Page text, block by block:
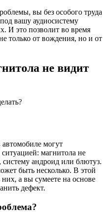
вы без особого труда
вашу аудиосистему
И это позволит во время
только от вождения, но и от
не видит
могут
магнитола не
андроид или блютуз.
быть несколько. В этой
а вы сумеете на основе
дефект.